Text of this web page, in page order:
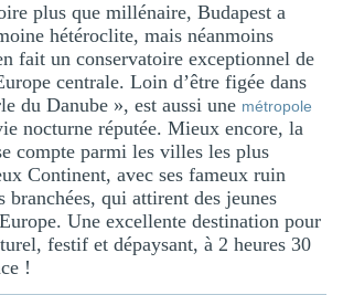
plus que millénaire, Budapest a
hétéroclite, mais néanmoins
fait un conservatoire exceptionnel de
centrale. Loin d’être figée dans
du Danube », est aussi une métropole
nocturne réputée. Mieux encore, la
compte parmi les villes les plus
Continent, avec ses fameux ruin
branchées, qui attirent des jeunes
Une excellente destination pour
festif et dépaysant, à 2 heures 30
!